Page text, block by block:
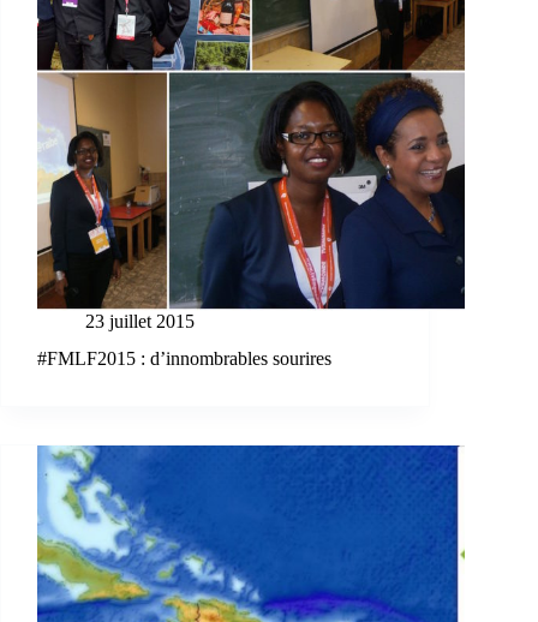
23 juillet 2015
#FMLF2015 : d’innombrables sourires